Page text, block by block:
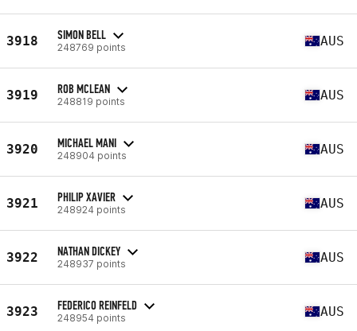
3918 SIMON BELL
248769 points AUS
3919 ROB MCLEAN
248819 points AUS
3920 MICHAEL MANI
248904 points AUS
3921 PHILIP XAVIER
248924 points AUS
3922 NATHAN DICKEY
248937 points AUS
3923 FEDERICO REINFELD
248954 points AUS